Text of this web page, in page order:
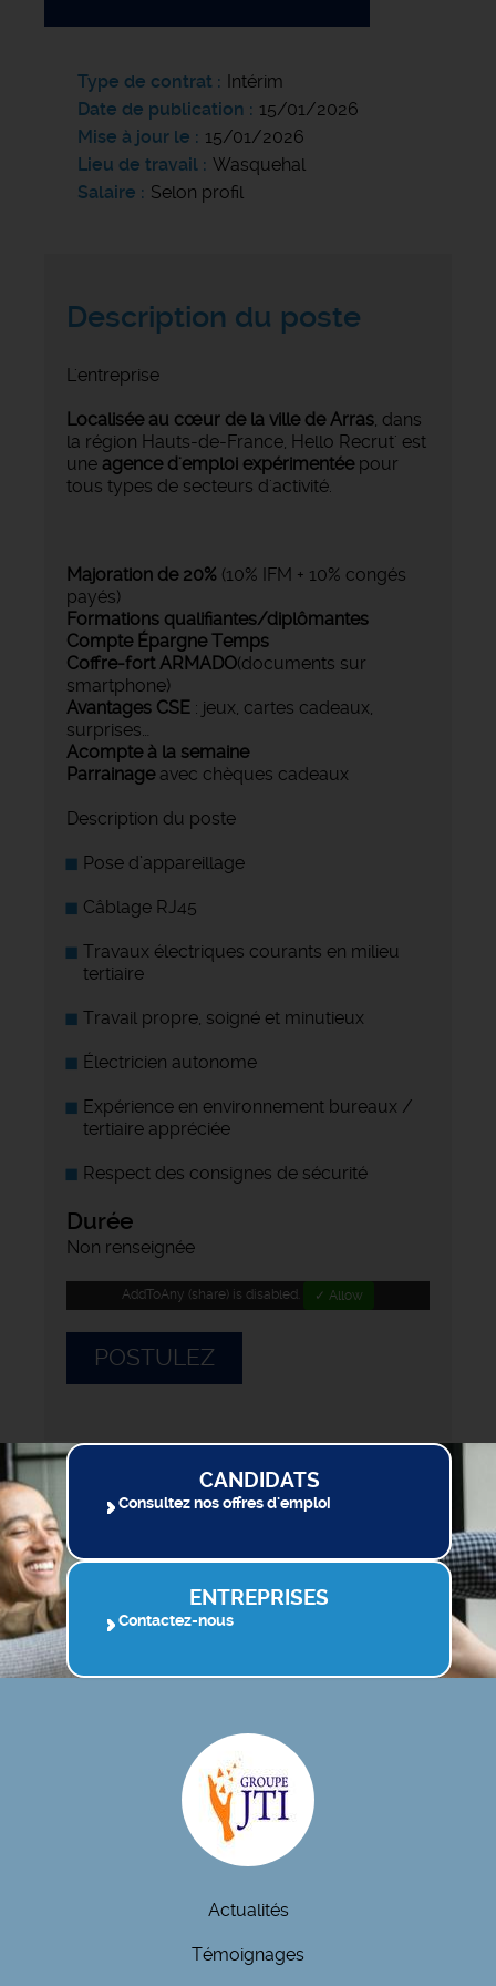
Type de contrat
Intérim
Date de publication
15/01/2026
Mise à jour le
15/01/2026
Lieu de travail
Wasquehal
Salaire
Selon profil
Description du poste
L'entreprise
Localisée au cœur de la ville de Arras , dans
la région Hauts-de-France, Hello Recrut' est
une agence d'emploi expérimentéepour
tous types de secteurs d'activité.
Majoration de 20% (10% IFM + 10% congés
payés)
Formations qualifiantes/diplômantes
Compte Épargne Temps
Coffre-fort ARMADO(documents sur
smartphone)
Avantages CSE : jeux, cartes cadeaux,
surprises…
Acompte à la semaine
Parrainageavec chèques cadeaux
Description du poste
Pose d’appareillage
Câblage RJ45
Travaux électriques courants en milieu
tertiaire
Travail propre, soigné et minutieux
Électricien autonome
Expérience en environnement bureaux /
tertiaire appréciée
Respect des consignes de sécurité
Durée
Non renseignée
AddToAny (share) is disabled. ✓ Allow
POSTULEZ
CANDIDATS
Consultez nos offres d'emploi
ENTREPRISES
Contactez-nous
Actualités
Témoignages